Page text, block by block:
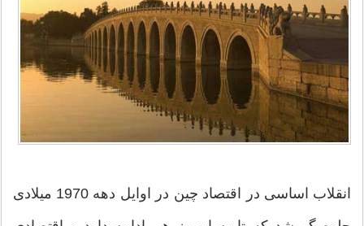
انقلاب اساسی در اقتصاد چین در اوایل دهه 1970 میلادی